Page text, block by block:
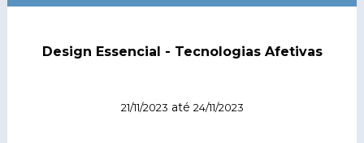
Design Essencial - Tecnologias Afetivas
21/11/2023 até 24/11/2023